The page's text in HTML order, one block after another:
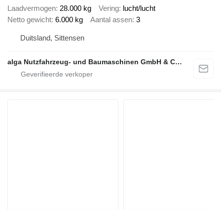
Laadvermogen 28.000 kg Vering lucht/lucht
Netto gewicht 6.000 kg Aantal assen 3
Duitsland, Sittensen
alga Nutzfahrzeug- und Baumaschinen GmbH & Co. KG